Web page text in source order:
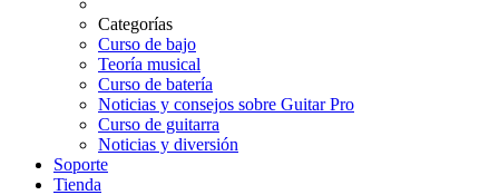
Categorías
Curso de bajo
Teoría musical
Curso de batería
Noticias y consejos sobre Guitar Pro
Curso de guitarra
Noticias y diversión
Soporte
Tienda